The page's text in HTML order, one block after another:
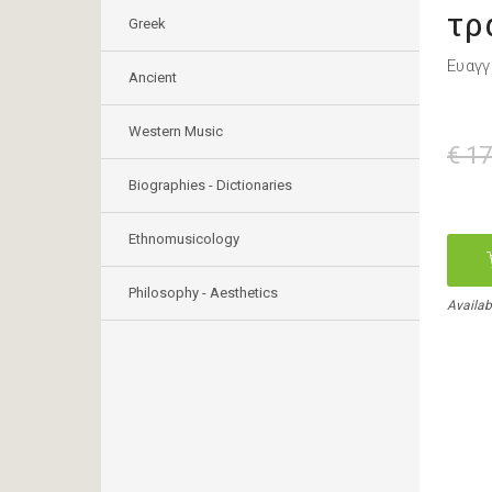
Greek
Ancient
Western Music
Biographies - Dictionaries
Ethnomusicology
Philosophy - Aesthetics
€